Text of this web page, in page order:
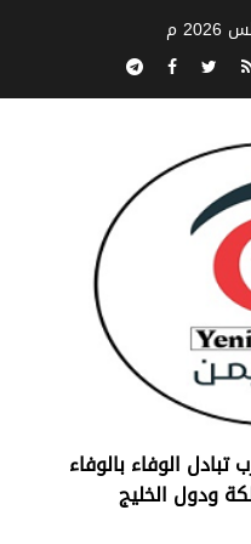
الوفاء بالوفاء
ودول الخليج